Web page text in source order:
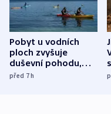
Pobyt u vodních
ploch zvyšuje
duševní pohodu,
ukázala
před 7h